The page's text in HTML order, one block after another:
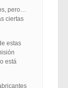
pero…
ciertas
estas
está